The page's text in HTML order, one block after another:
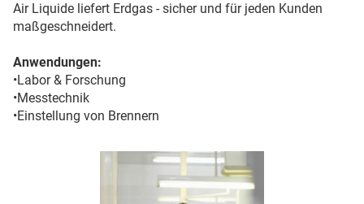
Air Liquide liefert Erdgas - sicher und für jeden Kunden
maßgeschneidert.
Anwendungen:
•Labor & Forschung
•Messtechnik
•Einstellung von Brennern